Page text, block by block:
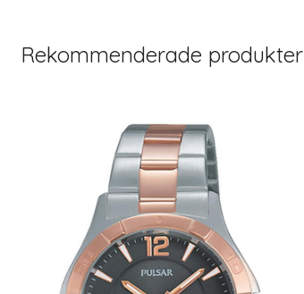
Rekommenderade produkter